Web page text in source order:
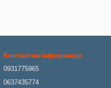
Контактна інформація
0931775965
0637435774